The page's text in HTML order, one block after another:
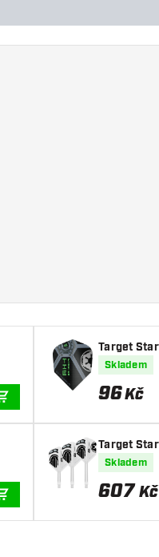
Target
Skladem
96Kč
Target
Skladem
607 Kč